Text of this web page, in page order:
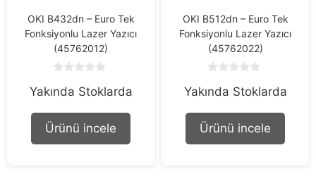
OKI B432dn – Euro Tek
Fonksiyonlu Lazer Yazıcı
(45762012)
o
t
f
Yakında Stoklarda
Ürünü incele
OKI B512dn – Euro Tek
Fonksiyonlu Lazer Yazıcı
(45762022)
o
t
f
Yakında Stoklarda
Ürünü incele